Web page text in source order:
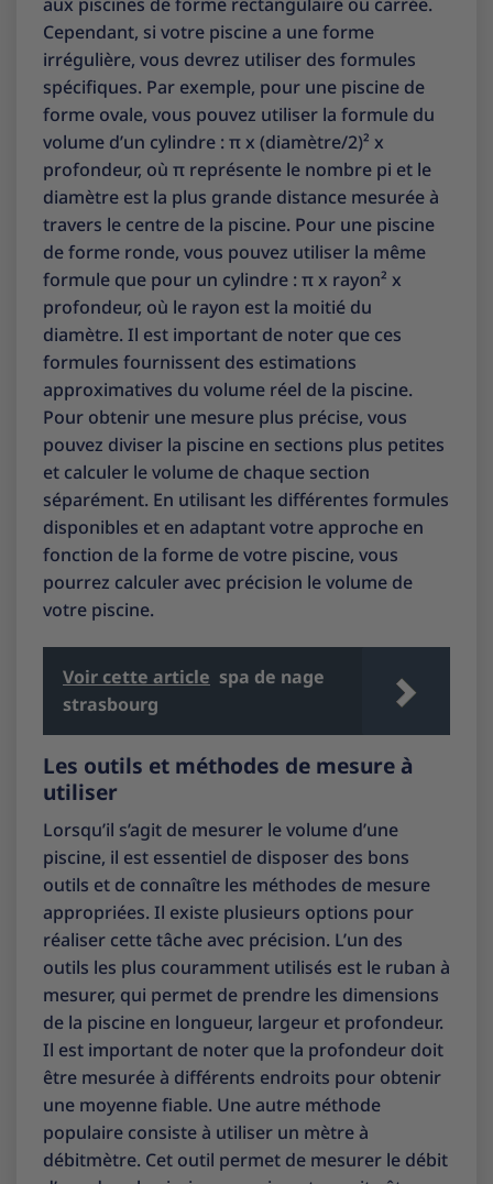
Cependant, si votre piscine a une forme
irrégulière, vous devrez utiliser des formules
spécifiques. Par exemple, pour une piscine de
forme ovale, vous pouvez utiliser la formule du
volume d’un cylindre : π x (diamètre/2)² x
profondeur, où π représente le nombre pi et le
diamètre est la plus grande distance mesurée à
travers le centre de la piscine. Pour une piscine
de forme ronde, vous pouvez utiliser la même
formule que pour un cylindre : π x rayon² x
profondeur, où le rayon est la moitié du
diamètre. Il est important de noter que ces
formules fournissent des estimations
approximatives du volume réel de la piscine.
Pour obtenir une mesure plus précise, vous
pouvez diviser la piscine en sections plus petites
et calculer le volume de chaque section
séparément. En utilisant les différentes formules
disponibles et en adaptant votre approche en
fonction de la forme de votre piscine, vous
pourrez calculer avec précision le volume de
votre piscine.
Voir cette article spa de nage
strasbourg
Les outils et méthodes de mesure à
utiliser
Lorsqu’il s’agit de mesurer le volume d’une
piscine, il est essentiel de disposer des bons
outils et de connaître les méthodes de mesure
appropriées. Il existe plusieurs options pour
réaliser cette tâche avec précision. L’un des
outils les plus couramment utilisés est le ruban à
mesurer, qui permet de prendre les dimensions
de la piscine en longueur, largeur et profondeur.
Il est important de noter que la profondeur doit
être mesurée à différents endroits pour obtenir
une moyenne fiable. Une autre méthode
populaire consiste à utiliser un mètre à
débitmètre. Cet outil permet de mesurer le débit